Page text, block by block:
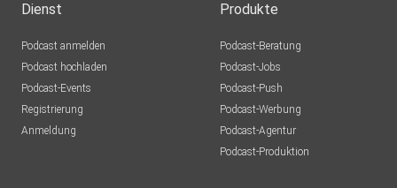
Dienst
Podcast anmelden
Podcast hochladen
Podcast-Events
Registrierung
Anmeldung
Produkte
Podcast-Beratung
Podcast-Jobs
Podcast-Push
Podcast-Werbung
Podcast-Agentur
Podcast-Produktion